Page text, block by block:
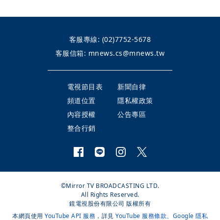
客服專線: (02)7752-5678
客服信箱: mnews.cs@mnews.tw
電視節目表
新聞自律
頻道位置
隱私權政策
內容授權
公告專區
整合行銷
©Mirror TV BROADCASTING LTD.
All Rights Reserved.
鏡電視股份有限公司 版權所有
本網頁使用 YouTube API 服務 ，詳見 YouTube 服務條款、 Google 隱私